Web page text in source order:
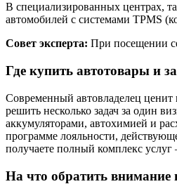
В специализированных центрах,
автомобилей с системами TPMS
Совет эксперта: При посещении
Где купить автотовары и
Современный автовладелец
решить несколько задач за один
аккумуляторами, автохимией и
программе лояльности,
получаете полный комплекс
На что обратить внимание